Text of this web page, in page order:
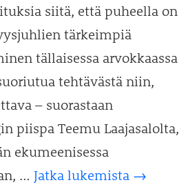
siitä, että puheella on
tärkeimpiä
tällaisessa arvokkaassa
tehtävästä niin,
– suorastaan
piispa Teemu Laajasalolta,
ekumeenisessa
… Jatka lukemista Puhu
→